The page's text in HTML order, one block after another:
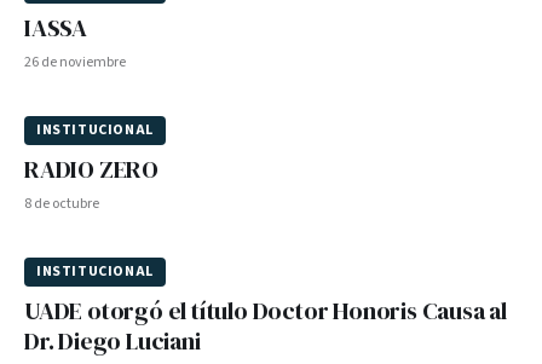
IASSA
26 de noviembre
INSTITUCIONAL
RADIO ZERO
8 de octubre
INSTITUCIONAL
UADE otorgó el título Doctor Honoris Causa al
Dr. Diego Luciani